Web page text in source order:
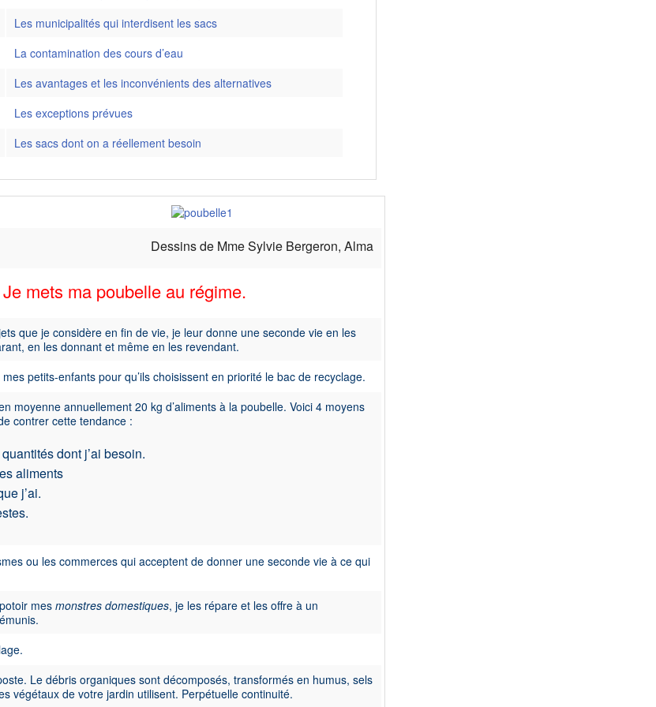
Formulaires
Les municipalités qui interdisent les sacs
La contamination des cours d’eau
Les avantages et les inconvénients des alternatives
Les exceptions prévues
Les sacs dont on a réellement besoin
Dessins de Mme Sylvie Bergeron, Alma
Je mets ma poubelle au régime.
que je considère en fin de vie, je leur donne une seconde vie en les
en les donnant et même en les revendant.
petits-enfants pour qu’ils choisissent en priorité le bac de recyclage.
moyenne annuellement 20 kg d’aliments à la poubelle. Voici 4 moyens
contrer cette tendance :
dont j’ai besoin.
aliments
j’ai.
ou les commerces qui acceptent de donner une seconde vie à ce qui
mes monstres domestiques, je les répare et les offre à un
Le débris organiques sont décomposés, transformés en humus, sels
végétaux de votre jardin utilisent. Perpétuelle continuité.